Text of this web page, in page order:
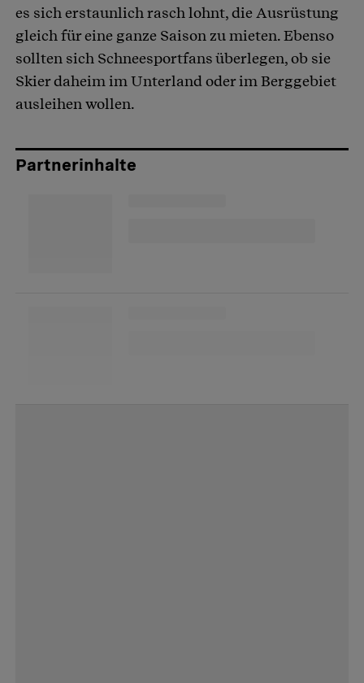
es sich erstaunlich rasch lohnt, die Ausrüstung
gleich für eine ganze Saison zu mieten. Ebenso
sollten sich Schneesportfans überlegen, ob sie
Skier daheim im Unterland oder im Berggebiet
ausleihen wollen.
Partnerinhalte